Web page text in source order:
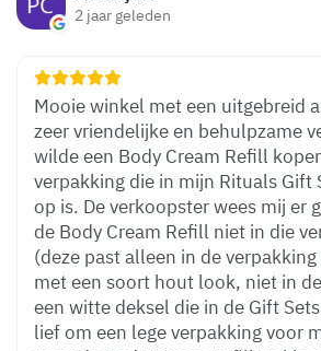
2 jaar geleden
Mooie winkel met een uitgebreid
zeer vriendelijke en behulpzame
wilde een Body Cream Refill
verpakking die in mijn Rituals Gift
op is. De verkoopster wees mij er
de Body Cream Refill niet in die
(deze past alleen in de
met een soort hout look, niet in
een witte deksel die in de Gift
lief om een lege verpakking voor